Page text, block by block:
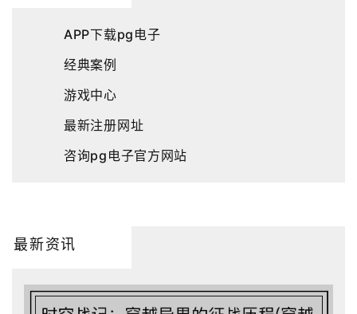
APP下载pg电子
经典案例
游戏中心
最新注册网址
咨询pg电子官方网站
最新资讯